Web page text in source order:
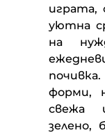
играта,
уютна
на
форми,
свежа
зелено,